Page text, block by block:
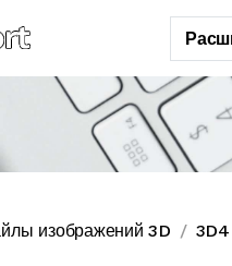
изображений 3D